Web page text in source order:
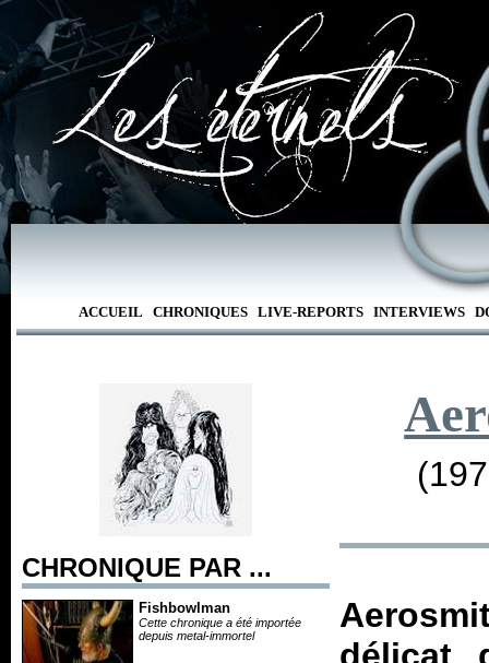
ACCUEIL CHRONIQUES LIVE-REPORTS INTERVIEWS
CHRONIQUE PAR ...
Fishbowlman
Cette chronique a été importée
depuis metal-immortel